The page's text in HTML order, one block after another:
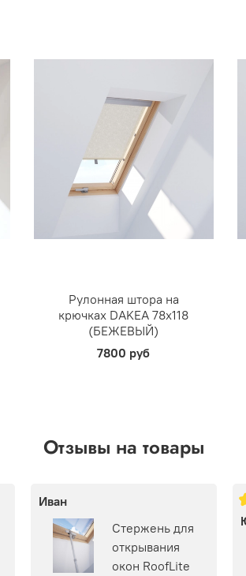
Рулонная штора на
крючках DAKEA 78х118
(БЕЖЕВЫЙ)
7800 руб
Отзывы на товары
Иван
Стержень для
открывания
окон RoofLite